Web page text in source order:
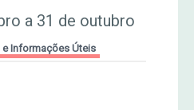
a 31 de outubro
Informações Úteis